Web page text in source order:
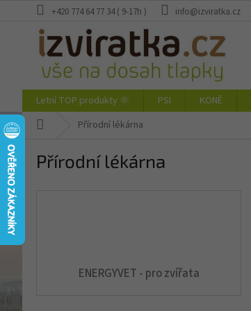
+420 774 64 77 34 ( 9-17h ) info@izviratka.cz
Letní TOP produkty 🌞 PSI KONĚ
Přírodní lékárna
Přírodní lékárna
ENERGYVET - pro zvířata